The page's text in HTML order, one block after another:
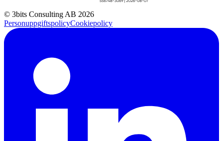
© 3bits Consulting AB 2026
PersonuppgiftspolicyCookiepolicy